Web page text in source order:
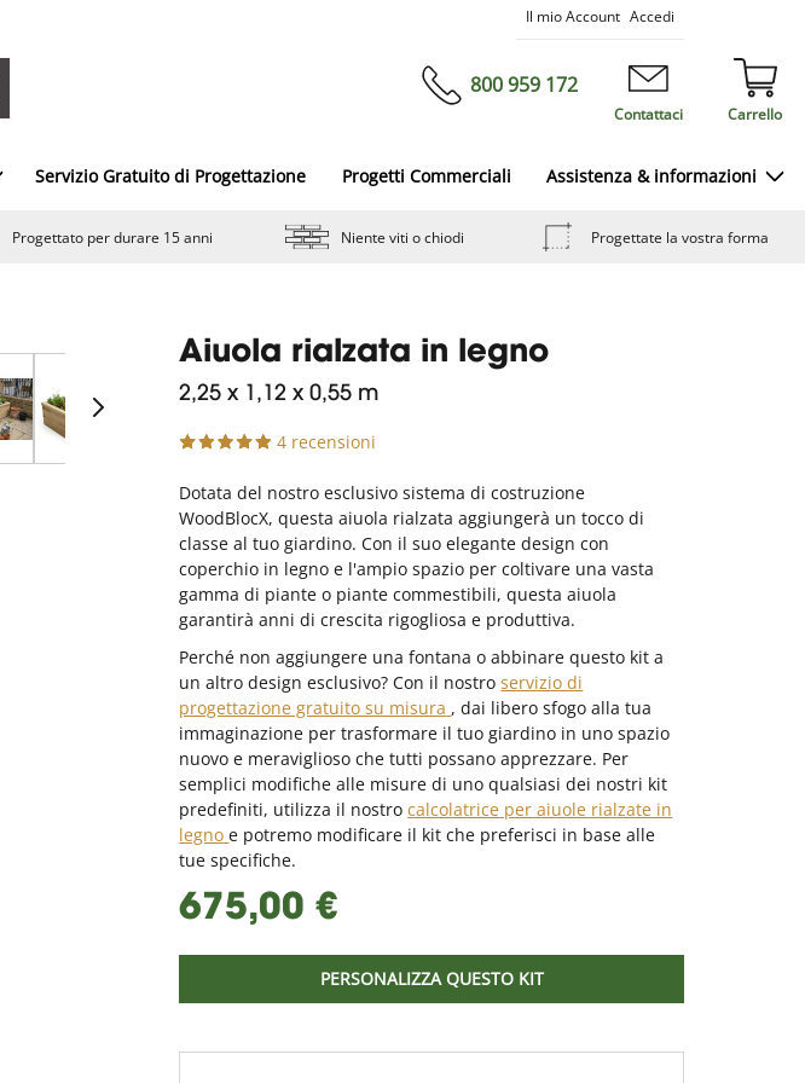
Il mio Account Accedi
Salta
Carrello
800 959 172
Contattaci
Servizio Gratuito di Progettazione Progetti Commerciali Assistenza & informazioni
Progettato per durare 15 anni Niente viti o chiodi Progettate la vostra forma
Aiuola rialzata in legno
2,25 x 1,12 x 0,55 m
4 recensioni
Dotata del nostro esclusivo sistema di costruzione
WoodBlocX, questa aiuola rialzata aggiungerà un tocco di
classe al tuo giardino. Con il suo elegante design con
coperchio in legno e l'ampio spazio per coltivare una vasta
gamma di piante o piante commestibili, questa aiuola
garantirà anni di crescita rigogliosa e produttiva.
Perché non aggiungere una fontana o abbinare questo kit a
un altro design esclusivo? Con il nostroservizio di
progettazione gratuito su misura , dai libero sfogo alla tua
immaginazione per trasformare il tuo giardino in uno spazio
nuovo e meraviglioso che tutti possano apprezzare. Per
semplici modifiche alle misure di uno qualsiasi dei nostri kit
predefiniti, utilizza il nostrocalcolatrice per aiuole rialzate in
legno e potremo modificare il kit che preferisci in base alle
tue specifiche.
675,00 €
PERSONALIZZA QUESTO KIT